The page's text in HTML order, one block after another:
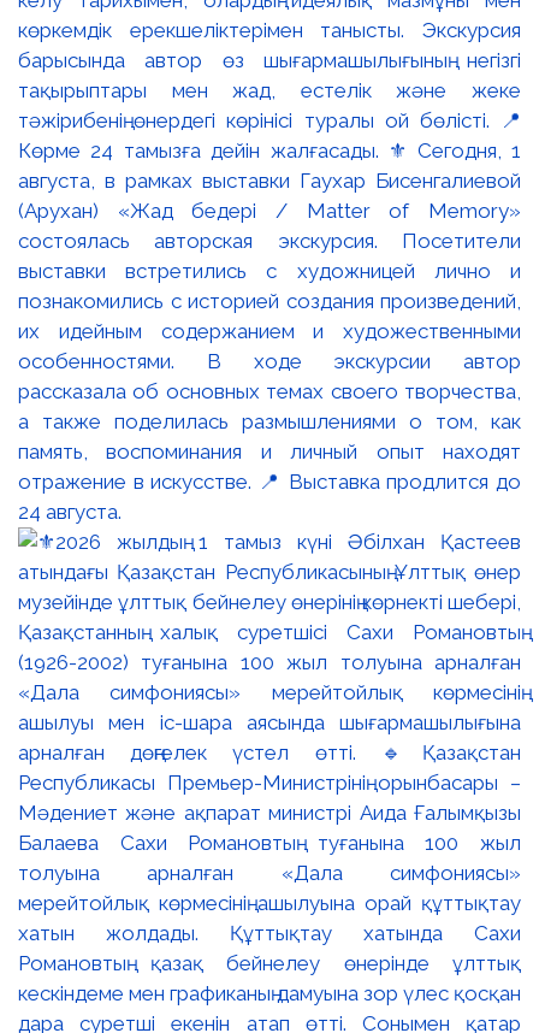
көркемдік ерекшеліктерімен танысты. Экскурсия
барысында автор өз шығармашылығының негізгі
тақырыптары мен жад, естелік және жеке
тәжірибенің өнердегі көрінісі туралы ой бөлісті. 📍
Көрме 24 тамызға дейін жалғасады. ⚜️ Сегодня, 1
августа, в рамках выставки Гаухар Бисенгалиевой
(Арухан) «Жад бедері / Matter of Memory»
состоялась авторская экскурсия. Посетители
выставки встретились с художницей лично и
познакомились с историей создания произведений,
их идейным содержанием и художественными
особенностями. В ходе экскурсии автор
рассказала об основных темах своего творчества,
а также поделилась размышлениями о том, как
память, воспоминания и личный опыт находят
отражение в искусстве. 📍 Выставка продлится до
24 августа.